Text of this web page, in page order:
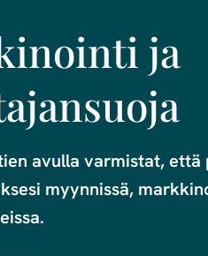
ja
avulla varmistat, että
myynnissä,